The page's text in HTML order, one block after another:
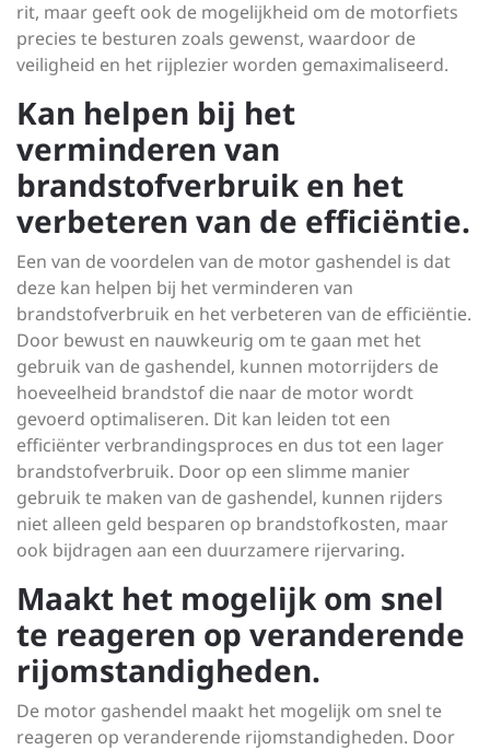
rit, maar geeft ook de mogelijkheid om de motorfiets
precies te besturen zoals gewenst, waardoor de
veiligheid en het rijplezier worden gemaximaliseerd.
Kan helpen bij het
verminderen van
brandstofverbruik en het
verbeteren van de efficiëntie.
Een van de voordelen van de motor gashendel is dat
deze kan helpen bij het verminderen van
brandstofverbruik en het verbeteren van de efficiëntie.
Door bewust en nauwkeurig om te gaan met het
gebruik van de gashendel, kunnen motorrijders de
hoeveelheid brandstof die naar de motor wordt
gevoerd optimaliseren. Dit kan leiden tot een
efficiënter verbrandingsproces en dus tot een lager
brandstofverbruik. Door op een slimme manier
gebruik te maken van de gashendel, kunnen rijders
niet alleen geld besparen op brandstofkosten, maar
ook bijdragen aan een duurzamere rijervaring.
Maakt het mogelijk om snel
te reageren op veranderende
rijomstandigheden.
De motor gashendel maakt het mogelijk om snel te
reageren op veranderende rijomstandigheden. Door